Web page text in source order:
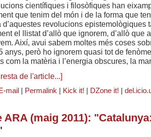
científiques i filosòfiques han
que tenim del món i de la forma que
d’aquestes revolucions epistemològiques
el llistat d’allò que ignorem, d’allò que
Així, avui sabem moltes més coses
anys, però ho ignorem quasi tot de
com la matèria i l’energia obscures, la
de l'article...]
E-mail Permalink Kick it! DZone it!
ARA (maig 2011):